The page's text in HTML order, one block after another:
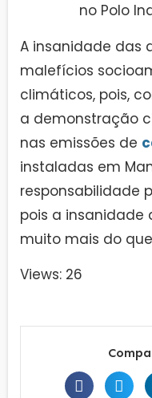
no Polo
A insanidade das
malefícios
climáticos, pois,
a demonstração
nas emissões de
instaladas em
responsabilidade
pois a insanidade
muito mais do
Views: 26